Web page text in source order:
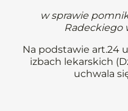
w sprawie
Radeckiego
Na podstawie art.24
izbach lekarskich
uchwala